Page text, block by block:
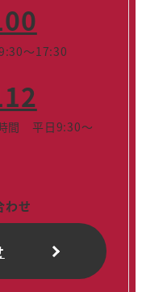
～17:30
間 平日9:30～
わせ